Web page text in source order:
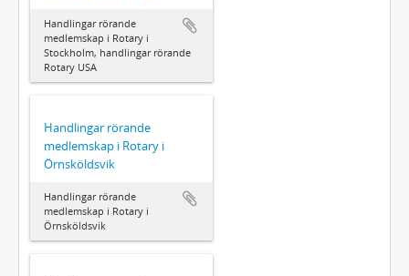
Handlingar rörande
medlemskap i Rotary i
Stockholm, handlingar rörande
Rotary USA
Handlingar rörande
medlemskap i Rotary i
Örnsköldsvik
Handlingar rörande
medlemskap i Rotary i
Örnsköldsvik